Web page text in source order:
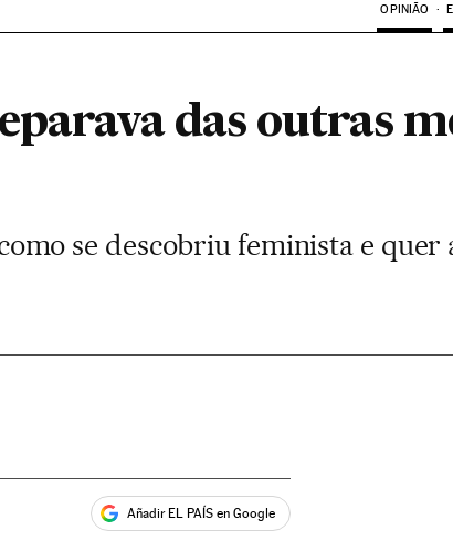
OPINIÃO
das outras
se descobriu feminista e
Añadir EL PAÍS en Google